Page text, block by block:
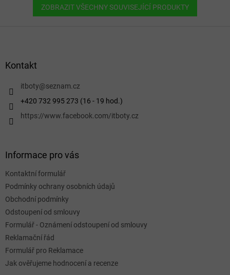
ZOBRAZIT VŠECHNY SOUVISEJÍCÍ PRODUKTY
Kontakt
itboty@seznam.cz
+420 732 995 273 (16 - 19 hod.)
https://www.facebook.com/itboty.cz
Informace pro vás
Kontaktní formulář
Podmínky ochrany osobních údajů
Obchodní podmínky
Odstoupení od smlouvy
Formulář - Oznámení odstoupení od smlouvy
Reklamační řád
Formulář pro Reklamace
Jak ověřujeme hodnocení a recenze